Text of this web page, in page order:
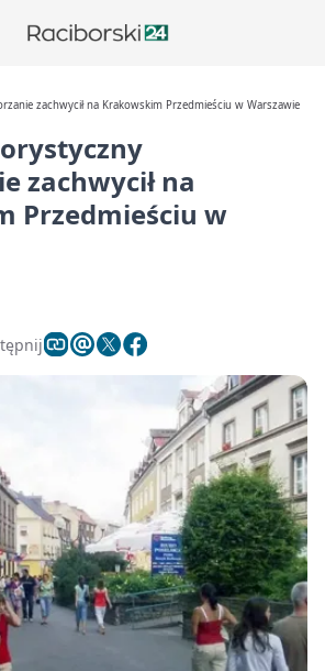
zachwycił na Krakowskim Przedmieściu w Warszawie
zachwycił na
Przedmieściu w